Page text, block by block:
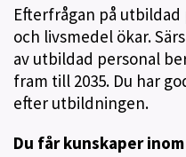
Efterfrågan på
och livsmedel ökar.
av utbildad personal
fram till 2035. Du har
efter utbildningen.
Du får kunskaper inom